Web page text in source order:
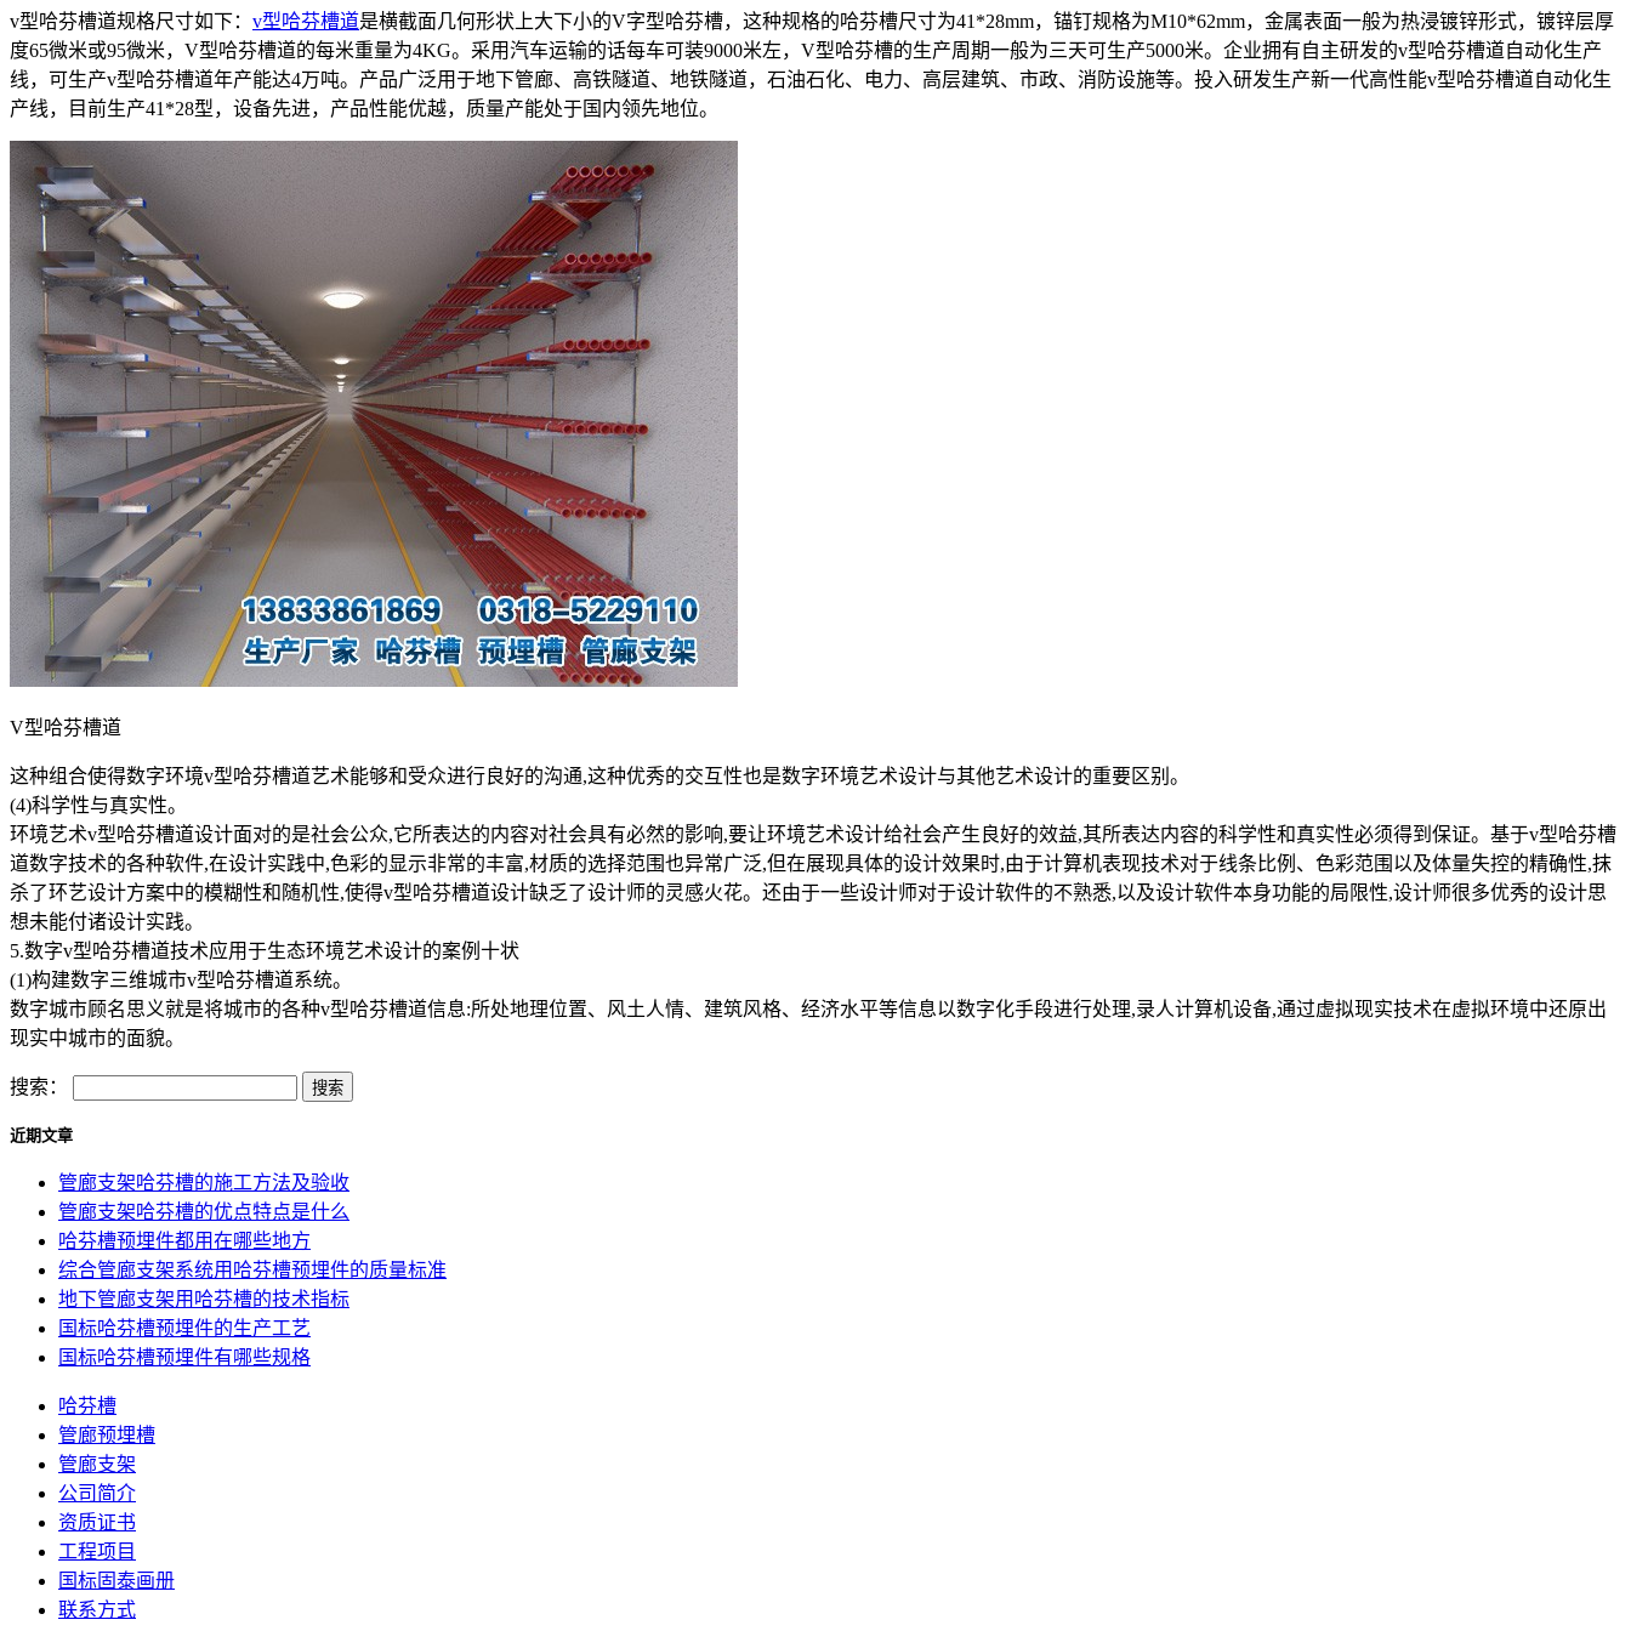
v型哈芬槽道规格尺寸如下： v型哈芬槽道是横截面几何形状上大下小的V字型哈芬槽，这种规格的哈芬槽尺寸为41*28mm，锚钉规格为M10*62mm，金属表面一般为热浸镀锌形式，镀锌层厚
度65微米或95微米，V型哈芬槽道的每米重量为4KG。采用汽车运输的话每车可装9000米左，V型哈芬槽的生产周期一般为三天可生产5000米。企业拥有自主研发的v型哈芬槽道自动化生产
线，可生产v型哈芬槽道年产能达4万吨。产品广泛用于地下管廊、高铁隧道、地铁隧道，石油石化、电力、高层建筑、市政、消防设施等。投入研发生产新一代高性能v型哈芬槽道自动化生
产线，目前生产41*28型，设备先进，产品性能优越，质量产能处于国内领先地位。
V型哈芬槽道
这种组合使得数字环境v型哈芬槽道艺术能够和受众进行良好的沟通,这种优秀的交互性也是数字环境艺术设计与其他艺术设计的重要区别。
(4)科学性与真实性。
环境艺术v型哈芬槽道设计面对的是社会公众,它所表达的内容对社会具有必然的影响,要让环境艺术设计给社会产生良好的效益,其所表达内容的科学性和真实性必须得到保证。基于v型哈芬槽
道数字技术的各种软件,在设计实践中,色彩的显示非常的丰富,材质的选择范围也异常广泛,但在展现具体的设计效果时,由于计算机表现技术对于线条比例、色彩范围以及体量失控的精确性,抹
杀了环艺设计方案中的模糊性和随机性,使得v型哈芬槽道设计缺乏了设计师的灵感火花。还由于一些设计师对于设计软件的不熟悉,以及设计软件本身功能的局限性,设计师很多优秀的设计思
想未能付诸设计实践。
5.数字v型哈芬槽道技术应用于生态环境艺术设计的案例十状
(1)构建数字三维城市v型哈芬槽道系统。
数字城市顾名思义就是将城市的各种v型哈芬槽道信息:所处地理位置、风土人情、建筑风格、经济水平等信息以数字化手段进行处理,录人计算机设备,通过虚拟现实技术在虚拟环境中还原出
现实中城市的面貌。
搜索：
近期文章
管廊支架哈芬槽的施工方法及验收
管廊支架哈芬槽的优点特点是什么
哈芬槽预埋件都用在哪些地方
综合管廊支架系统用哈芬槽预埋件的质量标准
地下管廊支架用哈芬槽的技术指标
国标哈芬槽预埋件的生产工艺
国标哈芬槽预埋件有哪些规格
哈芬槽
管廊预埋槽
管廊支架
公司简介
资质证书
工程项目
国标固泰画册
联系方式